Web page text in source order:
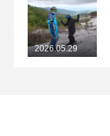
2026.05.29